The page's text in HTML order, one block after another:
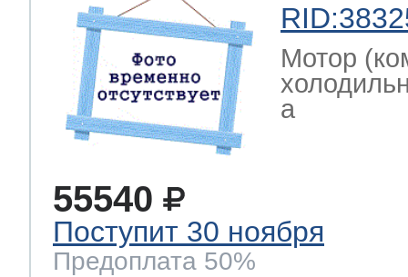
Мотор
a
55540
Поступит 30 ноября
Предоплата 50%